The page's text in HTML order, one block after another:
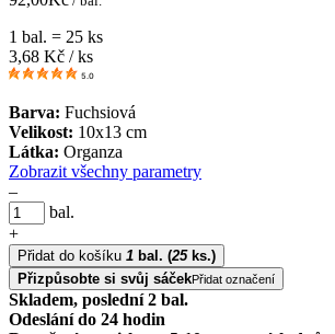
1 bal. = 25 ks
3,68 Kč / ks
5.0
Barva: Fuchsiová
Velikost: 10x13 cm
Látka: Organza
Zobrazit všechny parametry
–
bal.
+
Přidat do košíku 1 bal. (25ks.)
Přizpůsobte si svůj sáčekPřidat označení
Skladem, poslední 2 bal.
Odeslání do 24 hodin